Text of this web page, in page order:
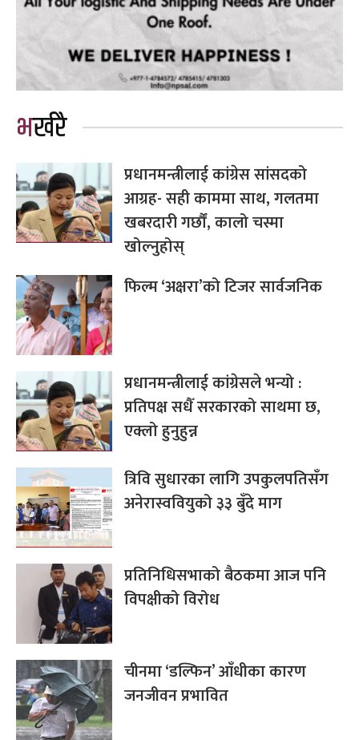
भर्खरै
प्रधानमन्त्रीलाई कांग्रेस सांसदको
आग्रह- सही काममा साथ, गलतमा
खबरदारी गर्छौं, कालो चस्मा
खोल्नुहोस्
फिल्म ‘अक्षरा’को टिजर सार्वजनिक
प्रधानमन्त्रीलाई कांग्रेसले भन्यो :
प्रतिपक्ष सधैँ सरकारको साथमा छ,
एक्लो हुनुहुन्न
त्रिवि सुधारका लागि उपकुलपतिसँग
अनेरास्ववियुको ३३ बुँदे माग
प्रतिनिधिसभाको बैठकमा आज पनि
विपक्षीको विरोध
चीनमा ‘डल्फिन’ आँधीका कारण
जनजीवन प्रभावित